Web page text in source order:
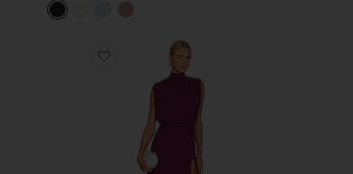
Favorite FRANNY ミニドレス